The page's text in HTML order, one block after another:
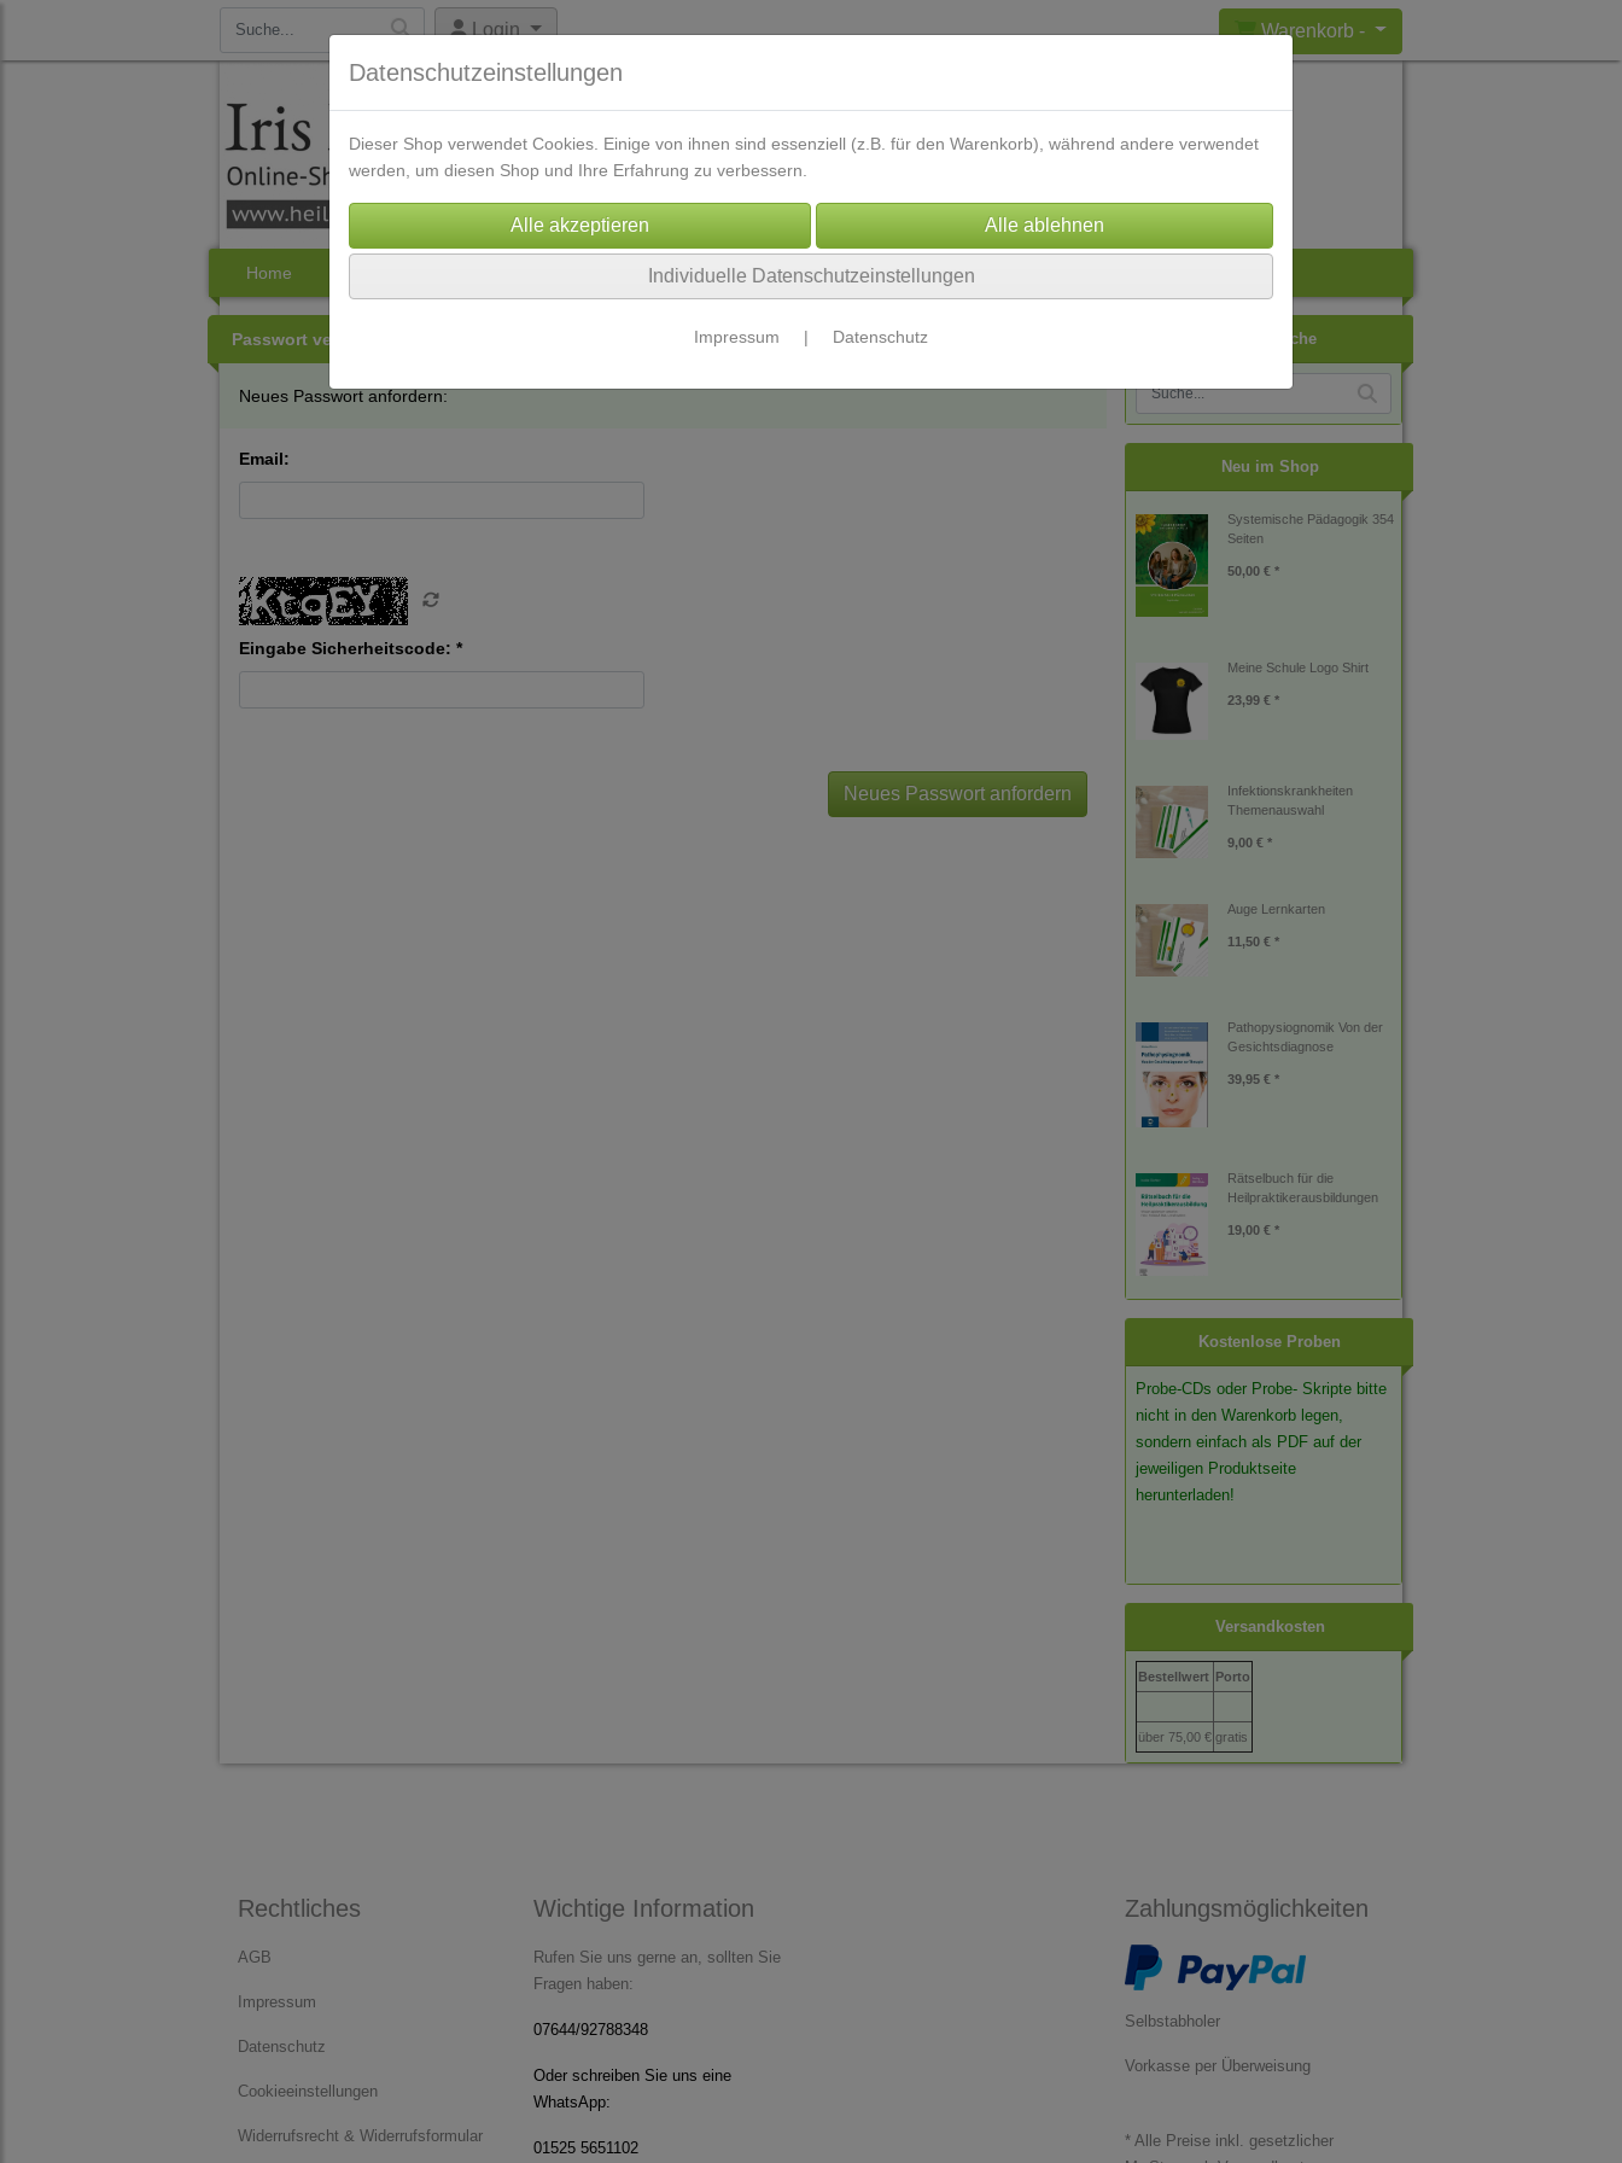
Login Warenkorb -
Home Lernkarten Skripte Kontakt Energetikbereich
Passwort vergessen
Neues Passwort anfordern:
Email:
Eingabe Sicherheitscode: *
Neues Passwort anfordern
Artikelsuche
Neu im Shop
Systemische Pädagogik 354
Seiten
50,00 € *
Meine Schule Logo Shirt
23,99 € *
Infektionskrankheiten
Themenauswahl
9,00 € *
Auge Lernkarten
11,50 € *
Pathopysiognomik Von der
Gesichtsdiagnose
39,95 € *
Rätselbuch für die
Heilpraktikerausbildungen
19,00 € *
Kostenlose Proben
Probe-CDs oder Probe- Skripte bitte
nicht in den Warenkorb legen,
sondern einfach als PDF auf der
jeweiligen Produktseite
herunterladen!
Versandkosten
Bestellwert Porto
über 75,00 € gratis
Rechtliches
AGB
Impressum
Datenschutz
Cookieeinstellungen
Widerrufsrecht & Widerrufsformular
Wichtige Information
Rufen Sie uns gerne an, sollten Sie
Fragen haben:
07644/92788348
Oder schreiben Sie uns eine
WhatsApp:
01525 5651102
Zahlungsmöglichkeiten
Selbstabholer
Vorkasse per Überweisung
* Alle Preise inkl. gesetzlicher
Datenschutzeinstellungen
Dieser Shop verwendet Cookies. Einige von ihnen sind essenziell (z.B. für den Warenkorb), während andere verwendet
werden, um diesen Shop und Ihre Erfahrung zu verbessern.
Individuelle Datenschutzeinstellungen
Impressum | Datenschutz